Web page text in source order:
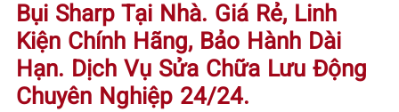
Bụi Sharp Tại Nhà. Giá Rẻ, Linh
Kiện Chính Hãng, Bảo Hành Dài
Hạn. Dịch Vụ Sửa Chữa Lưu Động
Chuyên Nghiệp 24/24.